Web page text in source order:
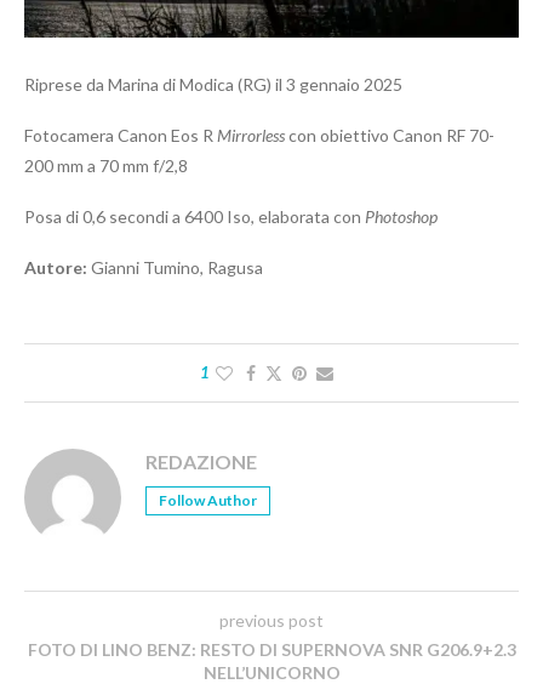
Riprese da Marina di Modica (RG) il 3 gennaio 2025
Fotocamera Canon Eos R Mirrorlesscon obiettivo Canon RF 70-
200 mm a 70 mm f/2,8
Posa di 0,6 secondi a 6400 Iso, elaborata con Photoshop
Autore: Gianni Tumino, Ragusa
1
REDAZIONE
Follow Author
previous post
FOTO DI LINO BENZ: RESTO DI SUPERNOVA SNR G206.9+2.3
NELL’UNICORNO